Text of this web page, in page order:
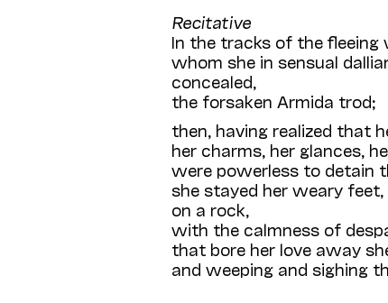
Recitative
In the tracks of the fleeing
whom she in sensual
concealed,
the forsaken Armida trod;
then, having realized that
her charms, her glances,
were powerless to detain
she stayed her weary feet,
on a rock,
with the calmness of
that bore her love away
and weeping and sighing